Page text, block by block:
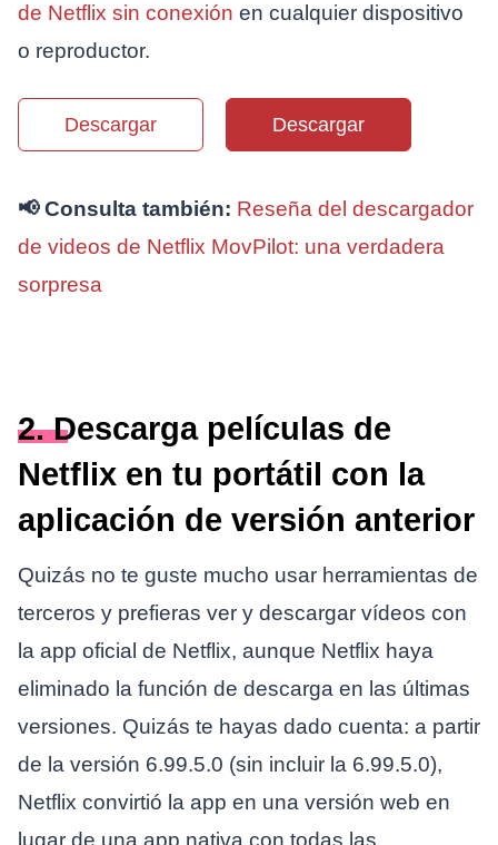
de Netflix sin conexión en cualquier dispositivo
o reproductor.
Descargar Descargar
📢 Consulta también: Reseña del descargador
de videos de Netflix MovPilot: una verdadera
sorpresa
2. Descarga películas de
Netflix en tu portátil con la
aplicación de versión anterior
Quizás no te guste mucho usar herramientas de
terceros y prefieras ver y descargar vídeos con
la app oficial de Netflix, aunque Netflix haya
eliminado la función de descarga en las últimas
versiones. Quizás te hayas dado cuenta: a partir
de la versión 6.99.5.0 (sin incluir la 6.99.5.0),
Netflix convirtió la app en una versión web en
lugar de una app nativa con todas las